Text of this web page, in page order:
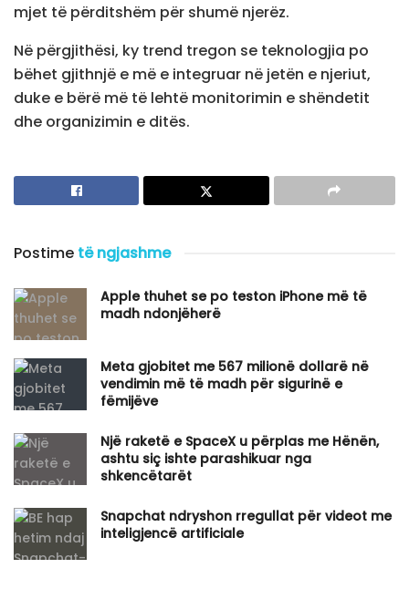
mjet të përditshëm për shumë njerëz.
Në përgjithësi, ky trend tregon se teknologjia po
bëhet gjithnjë e më e integruar në jetën e njeriut,
duke e bërë më të lehtë monitorimin e shëndetit
dhe organizimin e ditës.
Postime të ngjashme
Apple thuhet se po teston iPhone më të
madh ndonjëherë
​Meta gjobitet me 567 milionë dollarë në
vendimin më të madh për sigurinë e
fëmijëve
Një raketë e SpaceX u përplas me Hënën,
ashtu siç ishte parashikuar nga
shkencëtarët
Snapchat ndryshon rregullat për videot me
inteligjencë artificiale